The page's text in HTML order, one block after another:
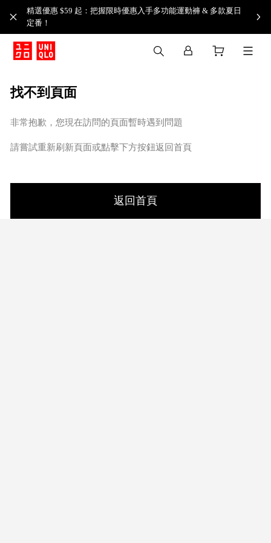
精選優惠 $59 起：把握限時優惠入手多功能運動褲 & 多款夏日
定番！​
找不到頁面
非常抱歉，您現在訪問的頁面暫時遇到問題
請嘗試重新刷新頁面或點擊下方按鈕返回首頁
返回首頁